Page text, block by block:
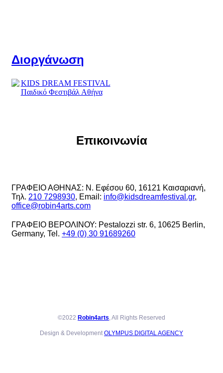
Διοργάνωση
Επικοινωνία
ΓΡΑΦΕΙΟ ΑΘΗΝΑΣ: Ν. Εφέσου 60, 16121 Καισαριανή,
Τηλ. 210 7298930, Email: info@kidsdreamfestival.gr,
office@robin4arts.com
ΓΡΑΦΕΙΟ ΒΕΡΟΛΙΝΟΥ: Pestalozzi str. 6, 10625 Berlin,
Germany, Tel. +49 (0) 30 91689260
©2022 Robin4arts, All Rights Reserved
Design & DevelopmentOLYMPUS DIGITAL AGENCY